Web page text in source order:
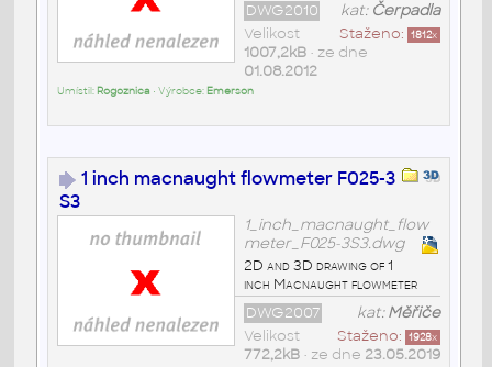
kat: Čerpadla
DWG2010
Staženo: 1812x
Velikost
1007,2kB• ze dne
01.08.2012
Umístil: Rogoznica • Výrobce: Emerson
1 inch macnaught flowmeter F025-3
S3
1_inch_macnaught_flow
meter_F025-3S3.dwg
2D and 3D drawing of 1
inch Macnaught flowmeter
kat:Měřiče
DWG2007
Staženo: 1928x
Velikost
772,2kB• ze dne 23.05.2019